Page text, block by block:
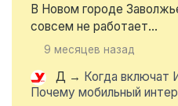
В Новом городе
совсем не работает...
9 месяцев назад
Д → Когда включат
Почему мобильный